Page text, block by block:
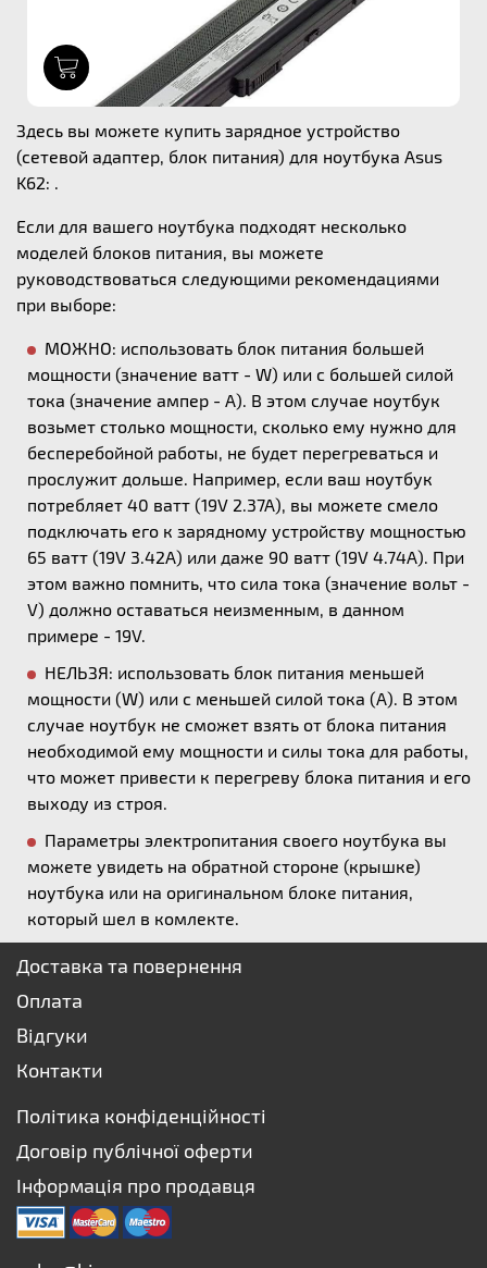
Здесь вы можете купить зарядное устройство
(сетевой адаптер, блок питания) для ноутбука Asus
K62: .
Если для вашего ноутбука подходят несколько
моделей блоков питания, вы можете
руководствоваться следующими рекомендациями
при выборе:
МОЖНО: использовать блок питания большей
мощности (значение ватт - W) или с большей силой
тока (значение ампер - А). В этом случае ноутбук
возьмет столько мощности, сколько ему нужно для
бесперебойной работы, не будет перегреваться и
прослужит дольше. Например, если ваш ноутбук
потребляет 40 ватт (19V 2.37A), вы можете смело
подключать его к зарядному устройству мощностью
65 ватт (19V 3.42A) или даже 90 ватт (19V 4.74A). При
этом важно помнить, что сила тока (значение вольт -
V) должно оставаться неизменным, в данном
примере - 19V.
НЕЛЬЗЯ: использовать блок питания меньшей
мощности (W) или с меньшей силой тока (А). В этом
случае ноутбук не сможет взять от блока питания
необходимой ему мощности и силы тока для работы,
что может привести к перегреву блока питания и его
выходу из строя.
Параметры электропитания своего ноутбука вы
можете увидеть на обратной стороне (крышке)
ноутбука или на оригинальном блоке питания,
который шел в комлекте.
Доставка та повернення
Оплата
Відгуки
Контакти
Політика конфіденційності
Договір публічної оферти
Інформація про продавця